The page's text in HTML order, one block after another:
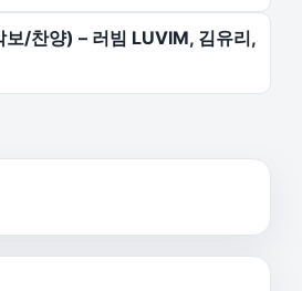
보/찬양) – 러빔 LUVIM, 김유리,